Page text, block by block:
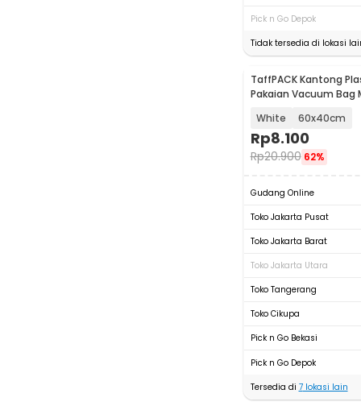
Pick n Go Depok
Tidak tersedia di lokasi
TaffPACK Kantong
Pakaian Vacuum Bag
White 60x40cm
Rp8.100
Rp20.900 62%
Gudang Online
Toko Jakarta Pusat
Toko Jakarta Barat
Toko Jakarta Utara
Toko Tangerang
Toko Cikupa
Pick n Go Bekasi
Pick n Go Depok
Tersedia di 7lokasi lain